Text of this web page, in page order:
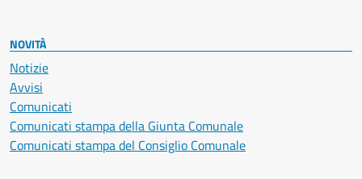
NOVITÀ
Notizie
Avvisi
Comunicati
Comunicati stampa della Giunta Comunale
Comunicati stampa del Consiglio Comunale